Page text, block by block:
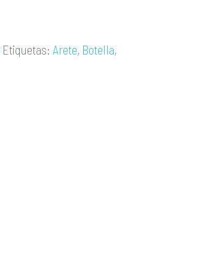
Etiquetas:Arete, Botella,